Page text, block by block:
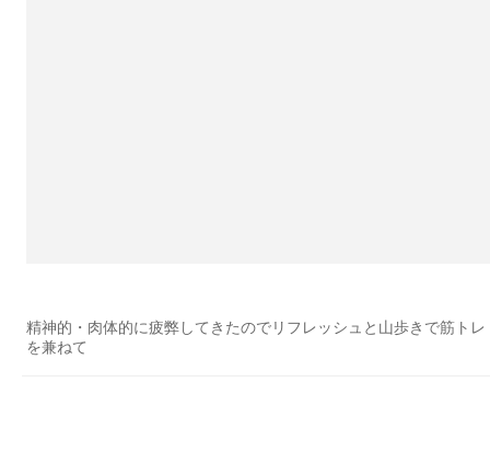
精神的・肉体的に疲弊してきたのでリフレッシュと山歩きで筋トレ
を兼ねて